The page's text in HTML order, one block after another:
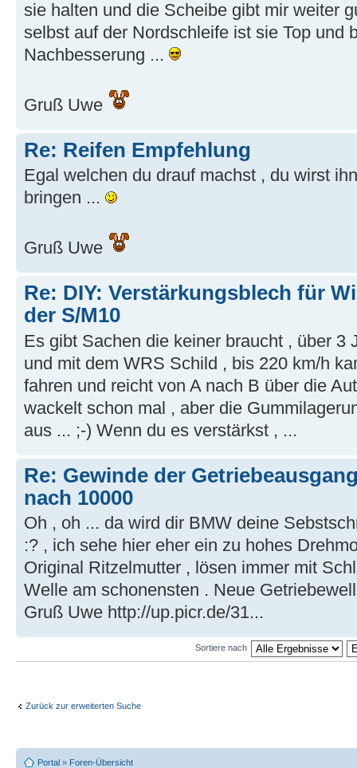
sie halten und die Scheibe gibt mir weiter
selbst auf der Nordschleife ist sie Top und
Nachbesserung ...
Gruß Uwe
Re: Reifen Empfehlung
Egal welchen du drauf machst , du wirst
bringen ...
Gruß Uwe
Re: DIY: Verstärkungsblech für
der S/M10
Es gibt Sachen die keiner braucht , über 3
und mit dem WRS Schild , bis 220 km/h
fahren und reicht von A nach B über die
wackelt schon mal , aber die
aus ... ;-) Wenn du es verstärkst , ...
Re: Gewinde der
nach 10000
Oh , oh ... da wird dir BMW deine
:? , ich sehe hier eher ein zu hohes
Original Ritzelmutter , lösen immer mit
Welle am schonensten . Neue
Gruß Uwe http://up.picr.de/31...
Sortiere nach
Zurück zur erweiterten Suche
Portal » Foren-Übersicht